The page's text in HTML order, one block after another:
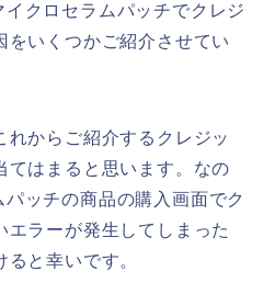
クロセラムパッチでクレジ
をいくつかご紹介させてい
れからご紹介するクレジッ
てはまると思います。なの
ッチの商品の購入画面でク
エラーが発生してしまった
と幸いです。